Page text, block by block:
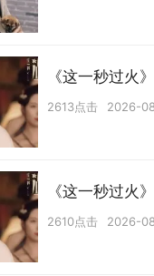
《这一秒过火
2613点击 2026-
《这一秒过火
2610点击 2026-